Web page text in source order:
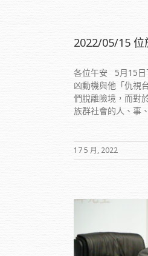
2022/05/15 位
各位午安 5月15日
凶動機與他「仇視
們脫離險境，而對
族群社會的人、事
17 5 月, 2022